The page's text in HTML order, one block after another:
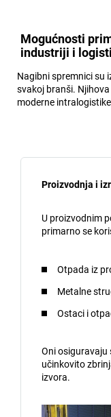
Mogućnosti
industriji i
Nagibni spremnici su
svakoj branši.
moderne
Proizvodnja i
U proizvodnim
primarno se
Otpada iz
Metalne
Ostaci i
Oni osiguravaju
učinkovito
izvora.